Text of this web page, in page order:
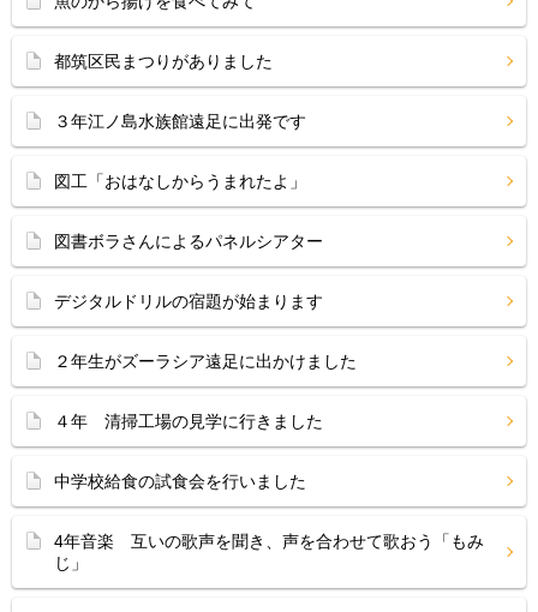
都筑区民まつりがありました
３年江ノ島水族館遠足に出発です
図工「おはなしからうまれたよ」
図書ボラさんによるパネルシアター
デジタルドリルの宿題が始まります
２年生がズーラシア遠足に出かけました
４年 清掃工場の見学に行きました
中学校給食の試食会を行いました
4年音楽 互いの歌声を聞き、声を合わせて歌おう「もみ
じ」